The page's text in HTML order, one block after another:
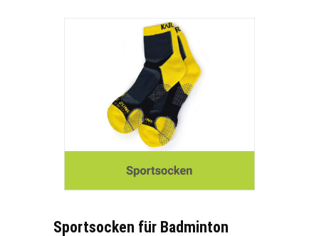
Sportsocken für Badminton